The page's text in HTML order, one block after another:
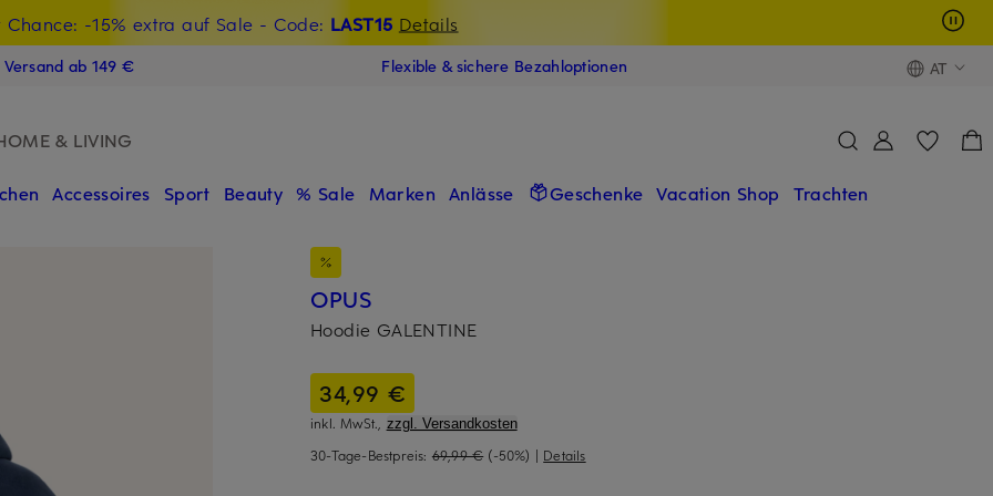
Chance: -15% extra auf Sale - Code: LAST15 Details
Willkommensgutschein mit Beyond sichern Details
ab 149 € Flexible & sichere Bezahloptionen AT
& LIVING
Accessoires Sport Beauty % Sale Marken Anlässe Geschenke Vacation Shop Trachten
OPUS
Hoodie GALENTINE
34,99 €
inkl. MwSt., zzgl. Versandkosten
30-Tage-Bestpreis: 69,99 € (-50%) | Details